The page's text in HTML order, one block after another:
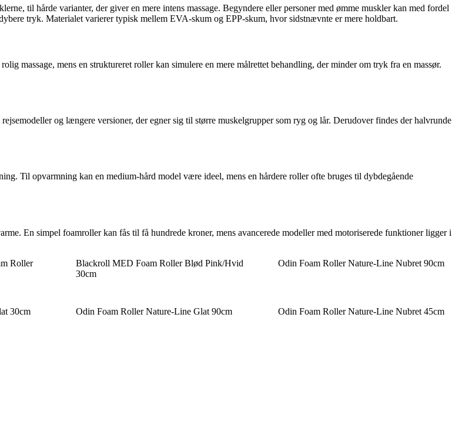
til hårde varianter, der giver en mere intens massage. Begyndere eller personer med ømme muskler kan med fordel
tryk. Materialet varierer typisk mellem EVA-skum og EPP-skum, hvor sidstnævnte er mere holdbart.
massage, mens en struktureret roller kan simulere en mere målrettet behandling, der minder om tryk fra en massør.
og længere versioner, der egner sig til større muskelgrupper som ryg og lår. Derudover findes der halvrunde
Til opvarmning kan en medium-hård model være ideel, mens en hårdere roller ofte bruges til dybdegående
En simpel foamroller kan fås til få hundrede kroner, mens avancerede modeller med motoriserede funktioner ligger i
Roller
Blackroll MED Foam Roller Blød Pink/Hvid
30cm
Odin Foam Roller Nature-Line Nubret 90cm
30cm Odin Foam Roller Nature-Line Glat 90cm Odin Foam Roller Nature-Line Nubret 45cm